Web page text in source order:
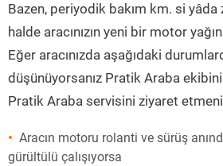
Bazen, periyodik bakım km. si yâda
halde aracınızın yeni bir motor
Eğer aracınızda aşağıdaki
düşünüyorsanız Pratik Araba ekibini
Pratik Araba servisini ziyaret
Aracın motoru rolanti ve sürüş
gürültülü çalışıyorsa